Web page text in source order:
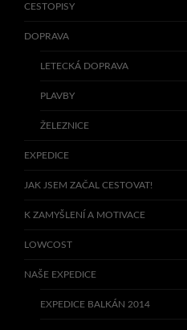
CESTOPISY
DOPRAVA
LETECKÁ DOPRAVA
PLAVBY
ŽELEZNICE
EXPEDICE
JAK JSEM ZAČAL CESTOVAT!
K ZAMYŠLENÍ A MOTIVACE
LOWCOST
NAŠE EXPEDICE
EXPEDICE BALKÁN 2014